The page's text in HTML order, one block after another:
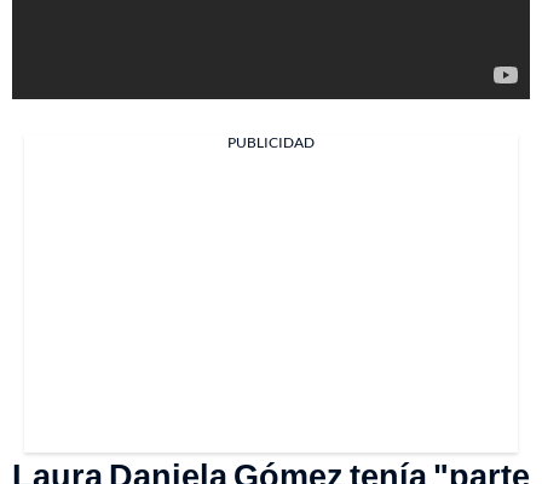
PUBLICIDAD
Laura Daniela Gómez tenía "parte